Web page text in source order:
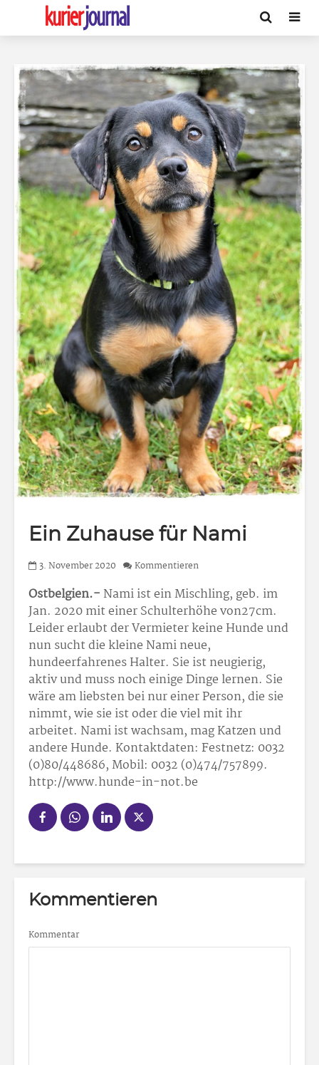
Ein Zuhause für Nami
3. November 2020 Kommentieren
Ostbelgien.- Nami ist ein Mischling, geb. im
Jan. 2020 mit einer Schulterhöhe von27cm.
Leider erlaubt der Vermieter keine Hunde und
nun sucht die kleine Nami neue,
hundeerfahrenes Halter. Sie ist neugierig,
aktiv und muss noch einige Dinge lernen. Sie
wäre am liebsten bei nur einer Person, die sie
nimmt, wie sie ist oder die viel mit ihr
arbeitet. Nami ist wachsam, mag Katzen und
andere Hunde. Kontaktdaten: Festnetz: 0032
(0)80/448686, Mobil: 0032 (0)474/757899.
http://www.hunde-in-not.be
Kommentieren
Kommentar